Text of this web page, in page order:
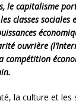
le capitalisme
classes sociales
ouvrière
compétition
la culture et les